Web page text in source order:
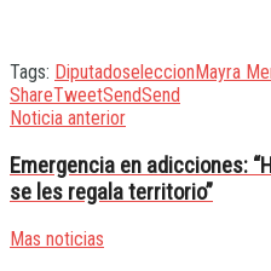
Tags: DiputadoseleccionMayra
ShareTweetSendSend
Noticia anterior
Emergencia en adicciones:
se les regala territorio”
Mas noticias